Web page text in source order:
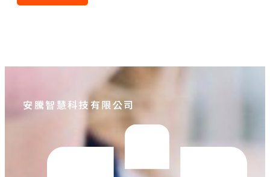
安騰智慧科技有限公司